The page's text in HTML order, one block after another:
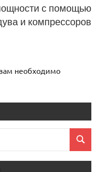
с помощью
и компрессоров
необходимо
Поиск